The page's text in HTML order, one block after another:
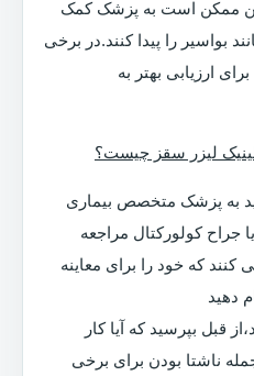
ممکن است به پزشک کمک
بواسیر را پیدا کنند.در برخی
ارزیابی بهتر به
لیزر سقز چیست؟
به پزشک متخصص بیماری
کولورکتال مراجعه
که خود را برای معاینه
دهید
قبل بپرسید که آیا کار
ناشتا بودن برای برخی